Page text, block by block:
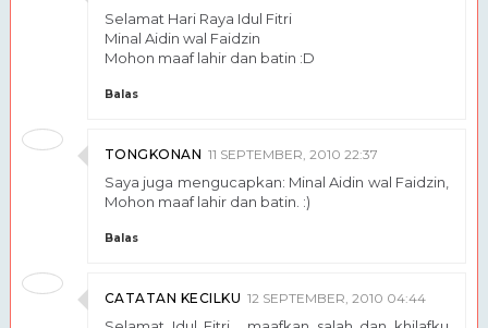
Selamat Hari Raya Idul Fitri
Minal Aidin wal Faidzin
Mohon maaf lahir dan batin :D
Balas
TONGKONAN 11 SEPTEMBER, 2010 22:37
Saya juga mengucapkan: Minal Aidin wal Faidzin,
Mohon maaf lahir dan batin. :)
Balas
CATATAN KECILKU 12 SEPTEMBER, 2010 04:44